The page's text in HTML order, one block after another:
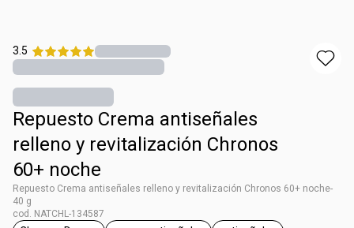
3.5
Repuesto Crema antiseñales​
relleno y revitalización ​Chronos
60+ noche
Repuesto Crema antiseñales​ relleno y revitalización ​Chronos 60+ noche-
40 g
cod. NATCHL-134587